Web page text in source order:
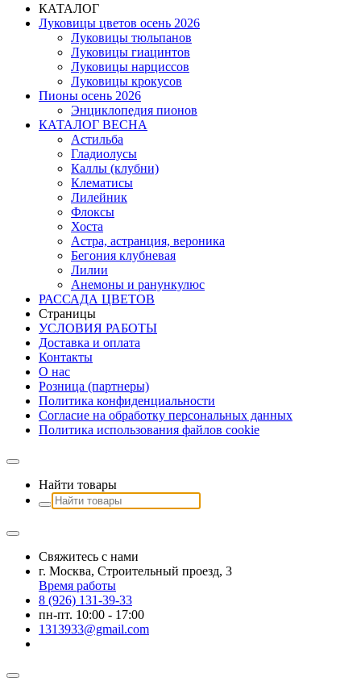
КАТАЛОГ
Луковицы цветов осень 2026
Луковицы тюльпанов
Луковицы гиацинтов
Луковицы нарциссов
Луковицы крокусов
Пионы осень 2026
Энциклопедия пионов
КАТАЛОГ ВЕСНА
Астильба
Гладиолусы
Каллы (клубни)
Клематисы
Лилейник
Флоксы
Хоста
Астра, астранция, вероника
Бегония клубневая
Лилии
Анемоны и ранункулюс
РАССАДА ЦВЕТОВ
Страницы
УСЛОВИЯ РАБОТЫ
Доставка и оплата
Контакты
О наc
Розница (партнеры)
Политика конфиденциальности
Согласие на обработку персональных данных
Политика использования файлов сookie
Найти товары
Свяжитесь с нами
г. Москва, Строительный проезд, 3
Время работы
8 (926) 131-39-33
пн-пт. 10:00 - 17:00
1313933@gmail.com